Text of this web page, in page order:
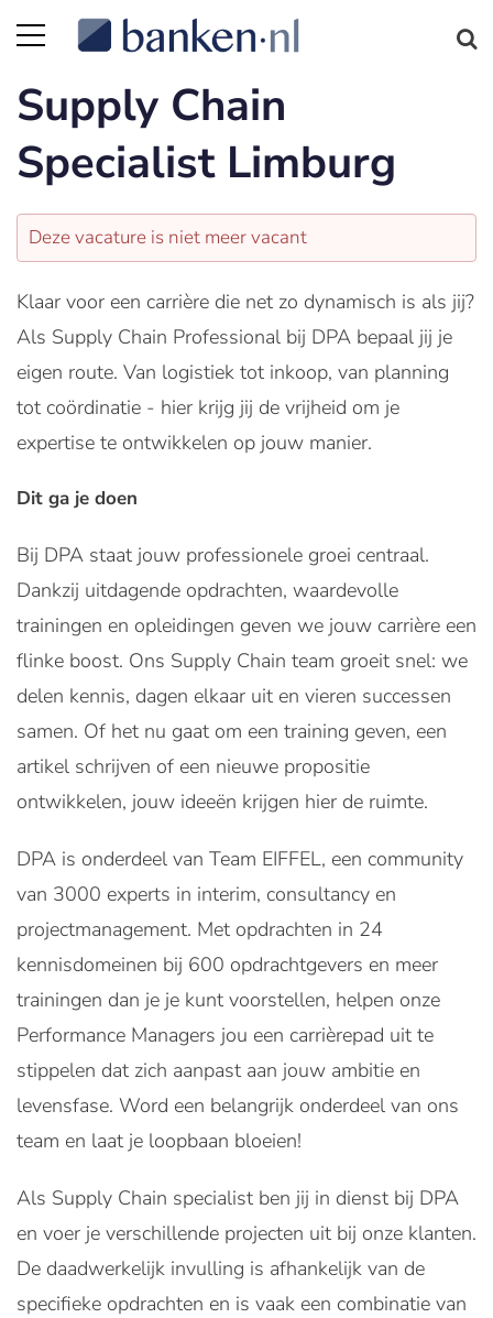
Supply Chain
Specialist Limburg
Deze vacature is niet meer vacant
Klaar voor een carrière die net zo dynamisch is als jij?
Als Supply Chain Professional bij DPA bepaal jij je
eigen route. Van logistiek tot inkoop, van planning
tot coördinatie - hier krijg jij de vrijheid om je
expertise te ontwikkelen op jouw manier.
Dit ga je doen
Bij DPA staat jouw professionele groei centraal.
Dankzij uitdagende opdrachten, waardevolle
trainingen en opleidingen geven we jouw carrière een
flinke boost. Ons Supply Chain team groeit snel: we
delen kennis, dagen elkaar uit en vieren successen
samen. Of het nu gaat om een training geven, een
artikel schrijven of een nieuwe propositie
ontwikkelen, jouw ideeën krijgen hier de ruimte.
DPA is onderdeel van Team EIFFEL, een community
van 3000 experts in interim, consultancy en
projectmanagement. Met opdrachten in 24
kennisdomeinen bij 600 opdrachtgevers en meer
trainingen dan je je kunt voorstellen, helpen onze
Performance Managers jou een carrièrepad uit te
stippelen dat zich aanpast aan jouw ambitie en
levensfase. Word een belangrijk onderdeel van ons
team en laat je loopbaan bloeien!
Als Supply Chain specialist ben jij in dienst bij DPA
en voer je verschillende projecten uit bij onze klanten.
De daadwerkelijk invulling is afhankelijk van de
specifieke opdrachten en is vaak een combinatie van